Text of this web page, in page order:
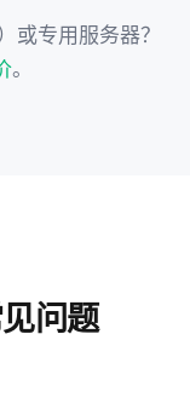
或专用服务器？
。
问题